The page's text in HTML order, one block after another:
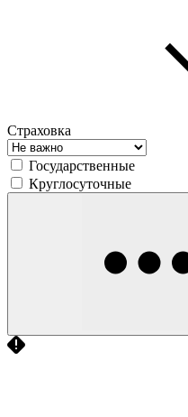
Страховка
Государственные
Круглосуточные